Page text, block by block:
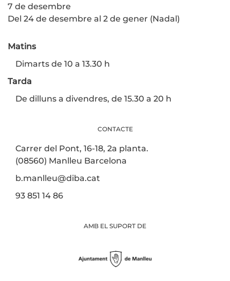
7 de desembre
Del 24 de desembre al 2 de gener (Nadal)
Matins
Dimarts de 10 a 13.30 h
Tarda
De dilluns a divendres, de 15.30 a 20 h
CONTACTE
Carrer del Pont, 16-18, 2a planta.
(08560) Manlleu Barcelona
b.manlleu@diba.cat
93 851 14 86
AMB EL SUPORT DE